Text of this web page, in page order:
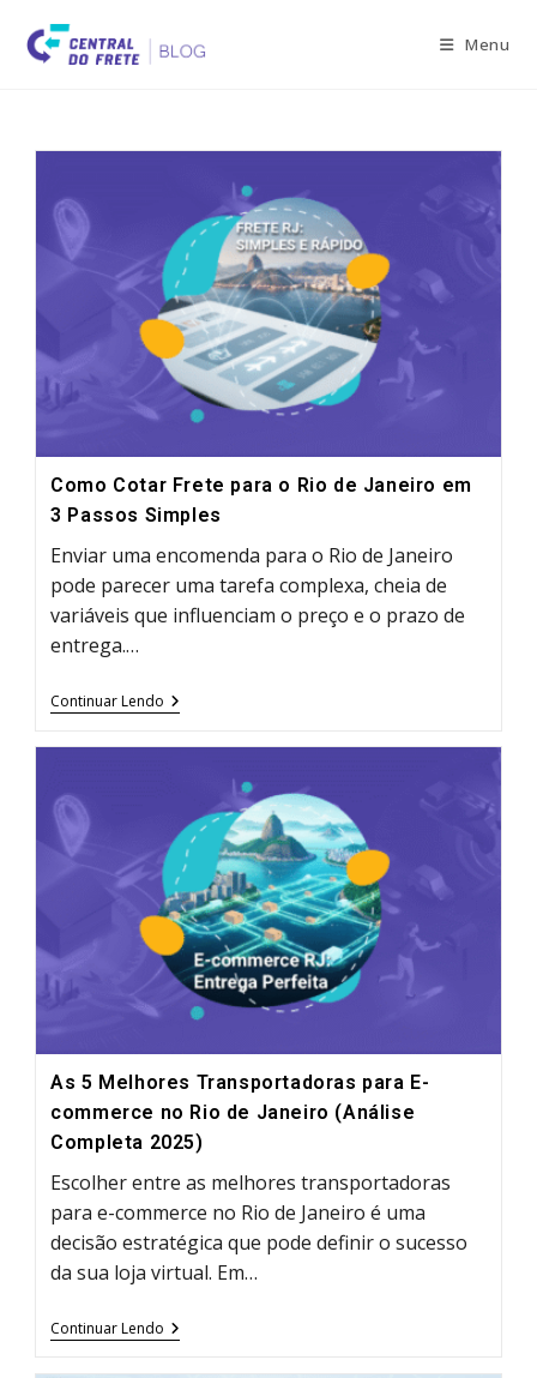
content
Menu
Como Cotar Frete para o Rio de Janeiro em
3 Passos Simples
Enviar uma encomenda para o Rio de Janeiro
pode parecer uma tarefa complexa, cheia de
variáveis que influenciam o preço e o prazo de
entrega.…
Continuar Lendo Como
Cotar
Janeiro
Em
3
Passos
Simples
As 5 Melhores Transportadoras para E-
commerce no Rio de Janeiro (Análise
Completa 2025)
Escolher entre as melhores transportadoras
para e-commerce no Rio de Janeiro é uma
decisão estratégica que pode definir o sucesso
da sua loja virtual. Em…
Continuar Lendo As
5